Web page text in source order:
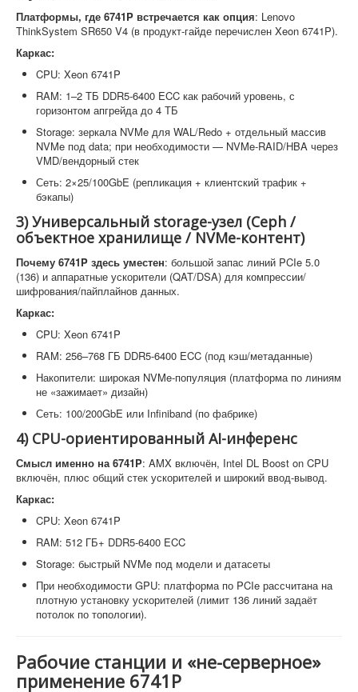
Платформы, где 6741P встречается как опция: Lenovo
ThinkSystem SR650 V4 (в продукт-гайде перечислен Xeon 6741P).
Каркас:
CPU: Xeon 6741P
RAM: 1–2 ТБ DDR5-6400 ECC как рабочий уровень, с
горизонтом апгрейда до 4 ТБ
Storage: зеркала NVMe для WAL/Redo + отдельный массив
NVMe под data; при необходимости — NVMe-RAID/HBA через
VMD/вендорный стек
Сеть: 2×25/100GbE (репликация + клиентский трафик +
бэкапы)
3) Универсальный storage-узел (Ceph /
объектное хранилище / NVMe-контент)
Почему 6741P здесь уместен: большой запас линий PCIe 5.0
(136) и аппаратные ускорители (QAT/DSA) для компрессии/
шифрования/пайплайнов данных.
Каркас:
CPU: Xeon 6741P
RAM: 256–768 ГБ DDR5-6400 ECC (под кэш/метаданные)
Накопители: широкая NVMe-популяция (платформа по линиям
не «зажимает» дизайн)
Сеть: 100/200GbE или Infiniband (по фабрике)
4) CPU-ориентированный AI-инференс
Смысл именно на 6741P: AMX включён, Intel DL Boost on CPU
включён, плюс общий стек ускорителей и широкий ввод-вывод.
Каркас:
CPU: Xeon 6741P
RAM: 512 ГБ+ DDR5-6400 ECC
Storage: быстрый NVMe под модели и датасеты
При необходимости GPU: платформа по PCIe рассчитана на
плотную установку ускорителей (лимит 136 линий задаёт
потолок по топологии).
Рабочие станции и «не-серверное»
применение 6741P